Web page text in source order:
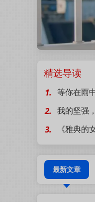
精选导读
1. 等你在雨
2. 我的坚强
3. 《雅典的
最新文章